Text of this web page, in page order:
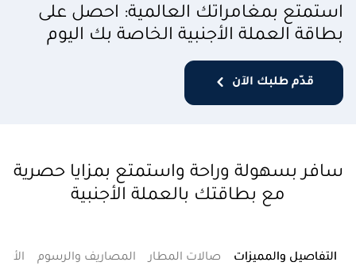
استمتع بمغامراتك العالمية: احصل على
بطاقة العملة الأجنبية الخاصة بك اليوم
قدّم طلبك الآن
سافر بسهولة وراحة واستمتع بمزايا حصرية
مع بطاقتك بالعملة الأجنبية
التفاصيل والمميزات صالات المطار المصاريف والرسوم